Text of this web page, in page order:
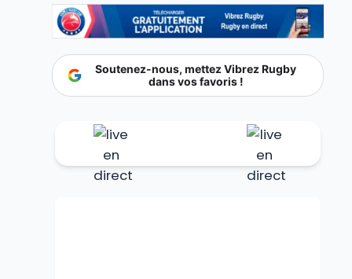
Soutenez-nous, mettez Vibrez Rugby
dans vos favoris !